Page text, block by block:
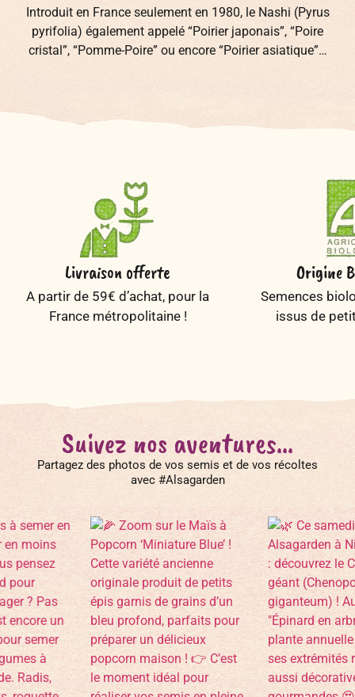
Le gland est le fruit du chêne. Sur le plan botanique, le
gland est un akène, c’est-à-dire un fruit sec…
Livraison offerte
A partir de 59€ d’achat, pour la
France métropolitaine !
Origine
Semences
issus de
Suivez nos aventures...
Partagez des photos de vos semis et de vos récoltes
avec #Alsagarden